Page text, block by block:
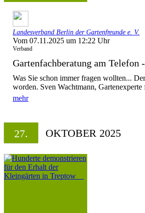
Landesverband Berlin der Gartenfreunde e. V.
Vom 07.11.2025 um 12:22 Uhr
Verband
Gartenfachberatung am Telefon
Was Sie schon immer fragen wollten...
worden. Sven Wachtmann,
mehr
27. OKTOBER 2025